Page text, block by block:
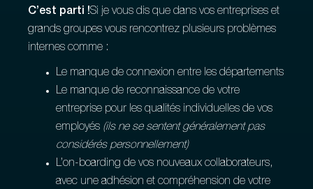
C’est parti !Si je vous dis que dans vos entreprises et
grands groupes vous rencontrez plusieurs problèmes
internes comme :
Le manque de connexion entre les départements
Le manque de reconnaissance de votre
entreprise pour les qualités individuelles de vos
employés (ils ne se sentent généralement pas
considérés personnellement)
L’on-boarding de vos nouveaux collaborateurs,
avec une adhésion et compréhension de votre